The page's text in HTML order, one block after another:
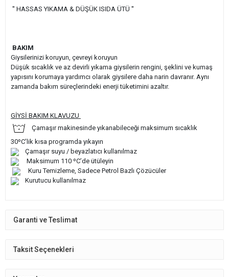
'' HASSAS YIKAMA & DÜŞÜK ISIDA ÜTÜ ''
BAKIM
Giysilerinizi koruyun, çevreyi koruyun
Düşük sıcaklık ve az devirli yıkama giysilerin rengini, şeklini ve kumaş
yapısını korumaya yardımcı olarak giysilere daha narin davranır. Aynı
zamanda bakım süreçlerindeki enerji tüketimini azaltır.
GİYSİ BAKIM KLAVUZU
Çamaşır makinesinde yıkanabileceği maksimum sıcaklık
30ºC’lik kısa programda yıkayın
Çamaşır suyu / beyazlatıcı kullanılmaz
Maksimum 110 ºC’de ütüleyin
Kuru Temizleme, Sadece Petrol Bazlı Çözücüler
Kurutucu kullanılmaz
Garanti ve Teslimat
Taksit Seçenekleri